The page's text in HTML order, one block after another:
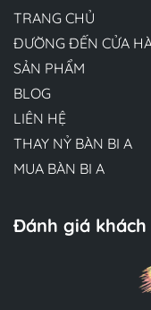
TRANG CHỦ
ĐƯỜNG ĐẾN CỬA
SẢN PHẨM
BLOG
LIÊN HỆ
THAY NỶ BÀN BI A
MUA BÀN BI A
Đánh giá khách